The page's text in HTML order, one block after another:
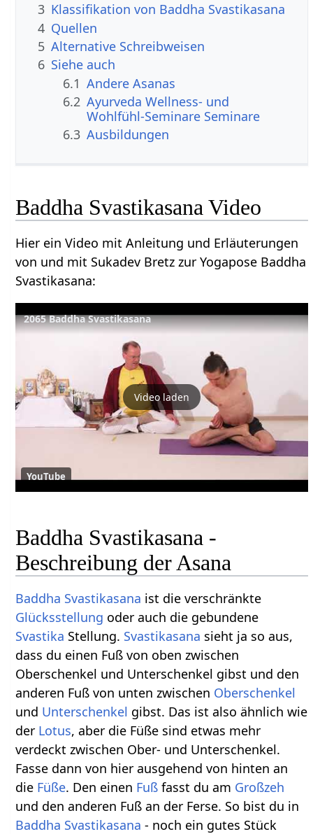
3 Klassifikation von Baddha Svastikasana
4 Quellen
5 Alternative Schreibweisen
6 Siehe auch
6.1 Andere Asanas
6.2 Ayurveda Wellness- und
Wohlfühl-Seminare Seminare
6.3 Ausbildungen
Baddha Svastikasana Video
Hier ein Video mit Anleitung und Erläuterungen
von und mit Sukadev Bretz zur Yogapose Baddha
Svastikasana:
2065 Baddha Svastikasana
Video laden
YouTube
Baddha Svastikasana -
Beschreibung der Asana
Baddha Svastikasana ist die verschränkte
Glücksstellung oder auch die gebundene
Svastika Stellung. Svastikasana sieht ja so aus,
dass du einen Fuß von oben zwischen
Oberschenkel und Unterschenkel gibst und den
anderen Fuß von unten zwischen Oberschenkel
und Unterschenkel gibst. Das ist also ähnlich wie
der Lotus, aber die Füße sind etwas mehr
verdeckt zwischen Ober- und Unterschenkel.
Fasse dann von hier ausgehend von hinten an
die Füße. Den einen Fuß fasst du am Großzeh
und den anderen Fuß an der Ferse. So bist du in
Baddha Svastikasana - noch ein gutes Stück